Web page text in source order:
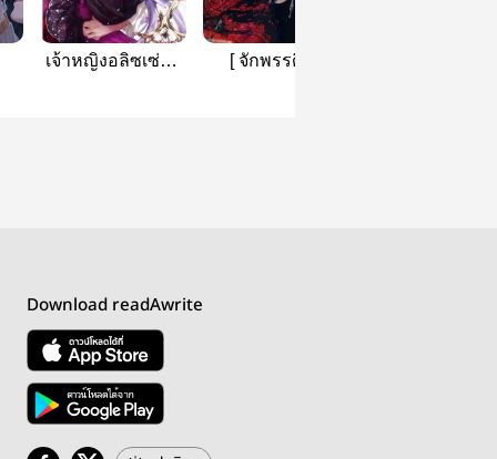
เจ้าหญิงอลิซเซ่น่า
[ จักพรรดินี ]
Download readAwrite